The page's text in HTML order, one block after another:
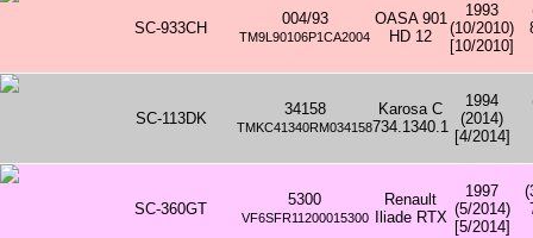
SC-933CH
004/93
TM9L90106P1CA2004
OASA 901
HD 12
1993
(10/2010)
[10/2010]
SC-113DK
34158
TMKC41340RM034158
Karosa C
734.1340.1
1994
(2014)
[4/2014]
SC-360GT
5300
VF6SFR11200015300
Renault
Iliade RTX
1997
(5/2014)
[5/2014]